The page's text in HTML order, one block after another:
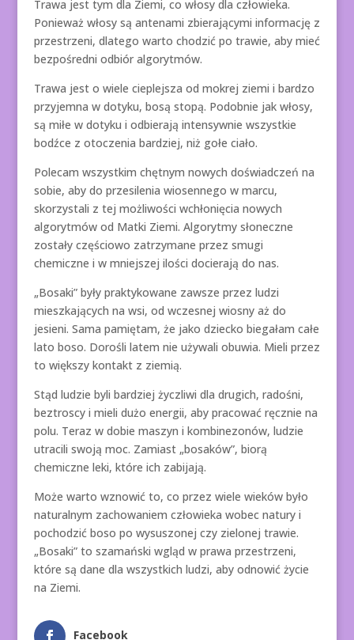
Trawa jest tym dla Ziemi, co włosy dla człowieka.
Ponieważ włosy są antenami zbierającymi informację z
przestrzeni, dlatego warto chodzić po trawie, aby mieć
bezpośredni odbiór algorytmów.
Trawa jest o wiele cieplejsza od mokrej ziemi i bardzo
przyjemna w dotyku, bosą stopą. Podobnie jak włosy,
są miłe w dotyku i odbierają intensywnie wszystkie
bodźce z otoczenia bardziej, niż gołe ciało.
Polecam wszystkim chętnym nowych doświadczeń na
sobie, aby do przesilenia wiosennego w marcu,
skorzystali z tej możliwości wchłonięcia nowych
algorytmów od Matki Ziemi. Algorytmy słoneczne
zostały częściowo zatrzymane przez smugi
chemiczne i w mniejszej ilości docierają do nas.
„Bosaki” były praktykowane zawsze przez ludzi
mieszkających na wsi, od wczesnej wiosny aż do
jesieni. Sama pamiętam, że jako dziecko biegałam całe
lato boso. Dorośli latem nie używali obuwia. Mieli przez
to większy kontakt z ziemią.
Stąd ludzie byli bardziej życzliwi dla drugich, radośni,
beztroscy i mieli dużo energii, aby pracować ręcznie na
polu. Teraz w dobie maszyn i kombinezonów, ludzie
utracili swoją moc. Zamiast „bosaków”, biorą
chemiczne leki, które ich zabijają.
Może warto wznowić to, co przez wiele wieków było
naturalnym zachowaniem człowieka wobec natury i
pochodzić boso po wysuszonej czy zielonej trawie.
„Bosaki” to szamański wgląd w prawa przestrzeni,
które są dane dla wszystkich ludzi, aby odnowić życie
na Ziemi.
Facebook